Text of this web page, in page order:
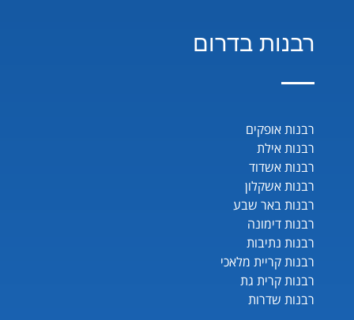
רבנות בדרום
רבנות אופקים
רבנות אילת
רבנות אשדוד
רבנות אשקלון
רבנות באר שבע
רבנות דימונה
רבנות נתיבות
רבנות קריית מלאכי
רבנות קרית גת
רבנות שדרות